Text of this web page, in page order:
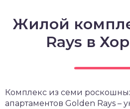
Жилой
Rays в
Комплекс из семи
апартаментов Golden Rays –